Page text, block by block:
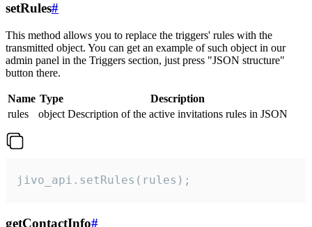
setRules#
This method allows you to replace the triggers' rules with the
transmitted object. You can get an example of such object in our
admin panel in the Triggers section, just press "JSON structure"
button there.
Name Type
Description
rules
object Description of the active invitations rules in JSON
jivo_api.setRules(rules);
getContactInfo#